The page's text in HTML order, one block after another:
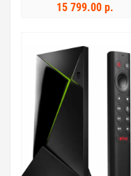
15 799.00 р.